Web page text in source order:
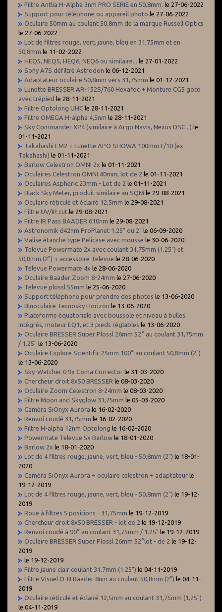
Filtre Antlia H-Alpha 3nm PRO SERIE en 50,8mm. le 27-06-2022
Support pour téléphone ou appareil photo le 27-06-2022
Oculaire 50mm au coulant 50,8mm de la marque Russell Optics
le 27-06-2022
Lot de filtres rouge, vert, jaune, bleu en 31,75mm et en
50,8mm le 11-02-2022
HEQ5, NEQ5, HEQ6, NEQ6 ou similaire...
le 27-01-2022
Sony A7S défiltré Astrodon le 06-12-2021
Adaptateur oculaire 50,8mm vers 31,75mm le 01-12-2021
Lunette BRESSER AR-152S/760 Hexafoc + Monture CG5 goto
avec trépied le 28-11-2021
Filtre Optolong UHC le 28-11-2021
Filtre OMEGA H-alpha 4,5nm le 28-11-2021
Sky Commander XP4 (similaire à Argo Navis, Nexus DSC...) le
01-11-2021
Takahashi EM2 + Lunette APO SHOWA 100mm F/10 (ex
Takahashi) le 01-11-2021
Barlow Celestron OMNI 2x le 01-11-2021
Oculaires Celestron OMNI 40mm, lot de 2 le 01-11-2021
Oculaires Aspheric 23mm - Lot de 2 le 01-11-2021
Black Sky Meter, produit similaire au SQM le 29-08-2021
Oculaire réticulé et éclairé 12,5mm le 29-08-2021
Filtre UV/IR cut le 29-08-2021
Filtre IR Pass BAADER 610nm le 29-08-2021
Astronomik 642nm ProPlanet 1.25" ou 2" le 06-09-2020
Valise étanche type Pelicase avec mousse le 30-06-2020
Televue Powermate 2x avec coulant 31,75mm (1,25") et
50,8mm (2") + accessoire Televue le 28-06-2020
Televue Powermate 4x le 28-06-2020
Oculaire Baader Zoom 8-24mm le 27-06-2020
Televue plossl 55mm le 25-06-2020
Support téléphone pour prendre des photos le 13-06-2020
Binoculaire Tecnosky Horizon le 13-06-2020
Plateforme équatoriale avec boussole et niveau à bulles
intégrés, moteur EQ1, et 3 pieds réglables le 13-06-2020
Oculaire BRESSER Super Plossl 26mm 52° au coulant 31,75mm
/ 1.25" le 13-06-2020
Oculaire Explore Scientific 25mm 100° au coulant 50,8mm (2")
le 13-06-2020
Sky-Watcher 0.9x Coma Corrector le 31-03-2020
Chercheur droit 8x50 BRESSER le 08-03-2020
Oculaire Zoom Celestron 8-24mm le 08-03-2020
Filtre Moon and Skyglow 31,75mm le 05-03-2020
Caméra SiOnyx Aurora le 16-02-2020
Renvoi coudé 31,75mm le 16-02-2020
Filtre H-alpha 12nm Optolong le 16-02-2020
Powermate Televue 5x Barlow le 18-01-2020
Barlow 2x le 18-01-2020
Lot de 4 filtres rouge, jaune, vert, bleu - 50,8mm (2") le 18-01-
2020
Caméra SiOnyx Aurora + oculaire celestron + adaptateur le
19-12-2019
Lot de 4 filtres rouge, jaune, vert, bleu - 50,8mm (2") le 19-12-
2019
Roue à filtres 5 positions - 31,75mm le 19-12-2019
Chercheur droit 8x50 BRESSER - lot de 2 le 19-12-2019
Renvoi coudé à 90° au coulant 31,75mm / 1.25" le 19-12-2019
Oculaire BRESSER Super Plossl 26mm 52°lot - de 2 le 19-12-
2019
le 19-12-2019
Filtre jaune clair coulant 31.7mm (1.25") le 04-11-2019
Filtre Visuel O-III Baader 8nm au coulant 50,8mm (2") le 04-11-
2019
Oculaire réticulé et éclairé 12,5mm au coulant 31,75mm (1,25")
le 04-11-2019